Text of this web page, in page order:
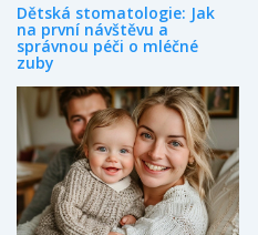
Dětská stomatologie: Jak
na první návštěvu a
správnou péči o mléčné
zuby